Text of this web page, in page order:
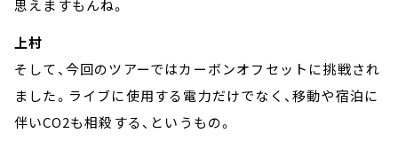
思えますもんね。
上村
そして、今回のツアーではカーボンオフセットに挑戦され
ました。ライブに使用する電力だけでなく、移動や宿泊に
伴いCO2も相殺する、というもの。